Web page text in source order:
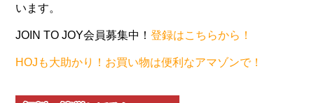
います。
JOIN TO JOY会員募集中！登録はこちらから！
HOJも大助かり！お買い物は便利なアマゾンで！